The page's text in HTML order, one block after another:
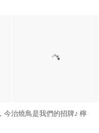
今治燒鳥是我們的招牌♪ 檸